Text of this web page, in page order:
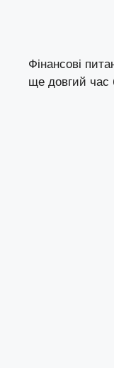
Фінансові
ще довгий час